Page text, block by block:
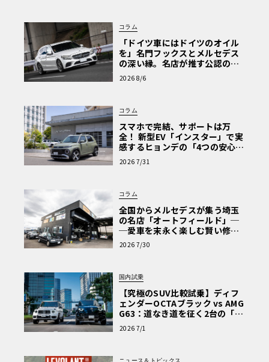
コラム
「ドイツ車にはドイツのオイル
を」名門フックスとメルセデス
の深い縁。名店が推す公認の安
心と、Cクラスで味わうシルキー
な走り〈PR〉
2026 8/6
コラム
スマホで完結、サポートは万
全！ 新型EV「インスター」で実
感するヒョンデの「4つの安心」
【第1回・ヒョンデ6つの疑問：
Why? Hyundai?】〈PR〉
2026 7/31
コラム
全国からメルセデスが集う埼玉
の名店「オートフィールド」─
─愛車を末永く楽しむ賢い修理
術と、プロがフックス製オイル
を選ぶ理由〈PR〉
2026 7/30
国内試乗
【究極のSUV比較試乗】ディフ
ェンダーOCTAブラック vs AMG
G63：道なき道を征く2台の「対
極的アプローチ」
2026 7/1